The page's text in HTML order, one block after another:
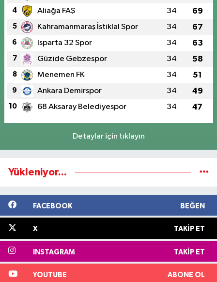
4 Aliağa FAŞ 34 69
5 Kahramanmaraş İstiklal Spor 34 67
6 Isparta 32 Spor 34 63
7 Güzide Gebzespor 34 58
8 Menemen FK 34 51
9 Ankara Demirspor 34 49
10 68 Aksaray Belediyespor 34 47
Detaylar için tıklayın
Yükleniyor...
FACEBOOK BEĞEN
X TAKIP ET
INSTAGRAM TAKIP ET
YOUTUBE ABONE OL